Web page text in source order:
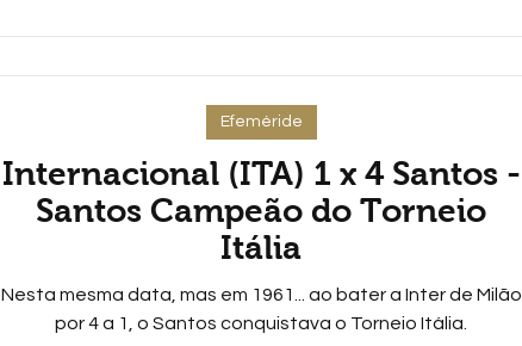
Internacional (ITA) 1 x 4 Santos -
Santos Campeão do Torneio
Itália
Nesta mesma data, mas em 1961... ao bater a Inter de Milão
por 4 a 1, o Santos conquistava o Torneio Itália.
Efeméride